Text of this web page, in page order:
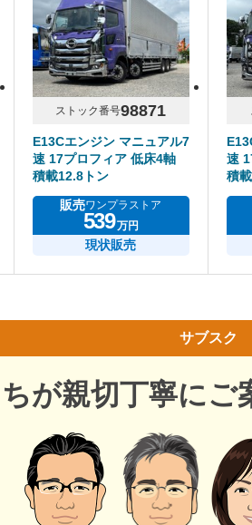
ストック番号98871
E13Cエンジン マニュアル7
速 17プロフィア 低床4軸
積載12.8トン
販売ワンプラストア
539万円
現状販売
速
積
サブスク
が親切丁寧にご